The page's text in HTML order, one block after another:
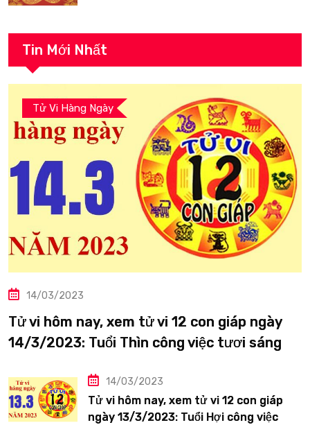
Tin Mới Nhất
Tử Vi Hàng Ngày
14/03/2023
Tử vi hôm nay, xem tử vi 12 con giáp ngày
14/3/2023: Tuổi Thìn công việc tươi sáng
14/03/2023
Tử vi hôm nay, xem tử vi 12 con giáp
ngày 13/3/2023: Tuổi Hợi công việc